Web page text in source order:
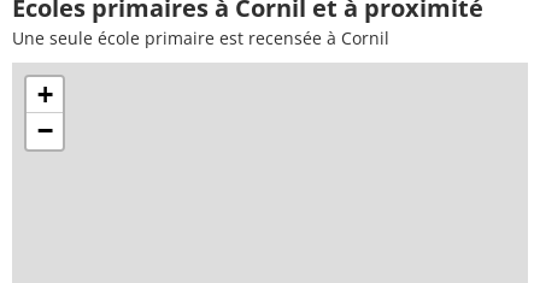
Ecoles primaires à Cornil et à proximité
Une seule école primaire est recensée à Cornil
+
−